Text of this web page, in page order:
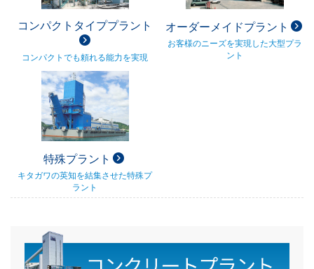
コンパクトタイププラント
コンパクトでも頼れる能力を実現
オーダーメイドプラント
お客様のニーズを実現した大型プラ
ント
特殊プラント
キタガワの英知を結集させた特殊プ
ラント